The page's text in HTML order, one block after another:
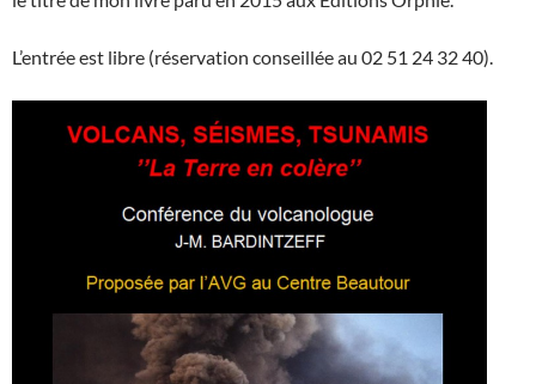
L’entrée est libre (réservation conseillée au 02 51 24 32 40).